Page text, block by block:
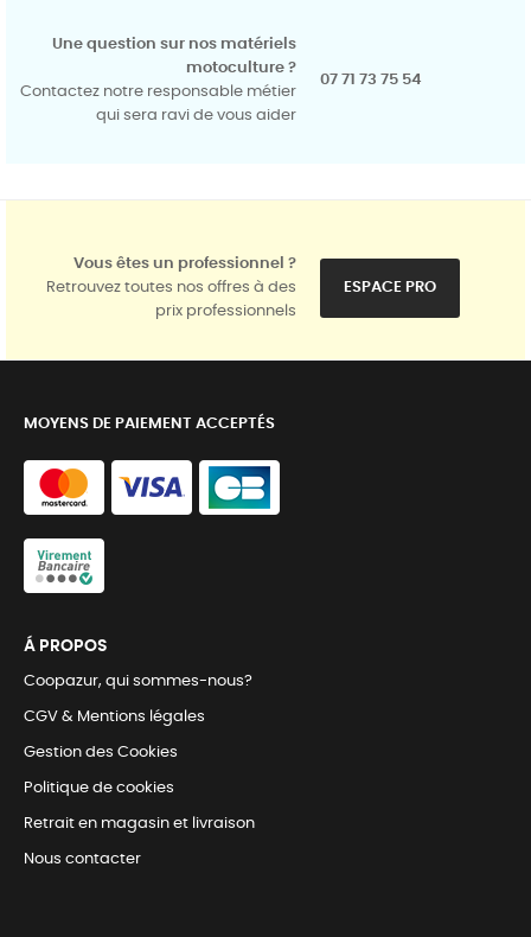
Une question sur nos matériels
motoculture ?
Contactez notre responsable métier
qui sera ravi de vous aider
07 71 73 75 54
Vous êtes un professionnel ?
Retrouvez toutes nos offres à des
prix professionnels
ESPACE PRO
MOYENS DE PAIEMENT ACCEPTÉS
Á PROPOS
Coopazur, qui sommes-nous?
CGV & Mentions légales
Gestion des Cookies
Politique de cookies
Retrait en magasin et livraison
Nous contacter